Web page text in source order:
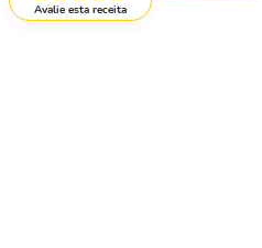
Avalie esta receita